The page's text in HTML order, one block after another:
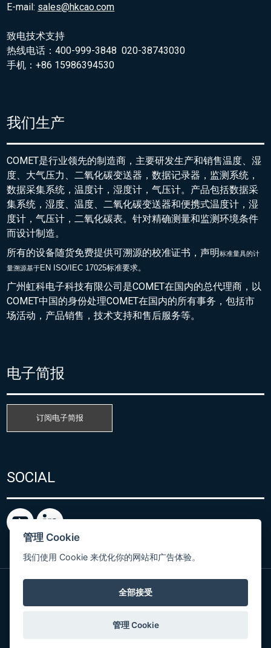
E-mail: sales@hkcao.com
致电技术支持
热线电话：400-999-3848 020-38743030
手机：+86 15986394530
我们生产
COMET是行业领先的制造商，主要研发生产和销售温度、湿
度、大气压力、二氧化碳变送器，数据记录器，监测系统，
数据采集系统，温度计，湿度计，气压计。产品包括数据采
集系统，湿度、温度、二氧化碳变送器和便携式温度计，湿
度计，气压计，二氧化碳表。针对精确测量和监测环境条件
而设计制造。
所有的设备随货免费提供可溯源的校准证书，声明标准量具的计
量溯源基于EN ISO/IEC 17025标准要求。
广州虹科电子科技有限公司是COMET在国内的总代理商，以
COMET中国的身份处理COMET在国内的所有事务，包括市
场活动，产品销售，技术支持和售后服务等。
电子简报
订阅电子简报
SOCIAL
© Copyright 2026 COMET SYSTEM, s.r.o. | Webdesign
bySpaneco
管理 Cookie
我们使用 Cookie 来优化你的网站和广告体验。
全部接受
管理 Cookie